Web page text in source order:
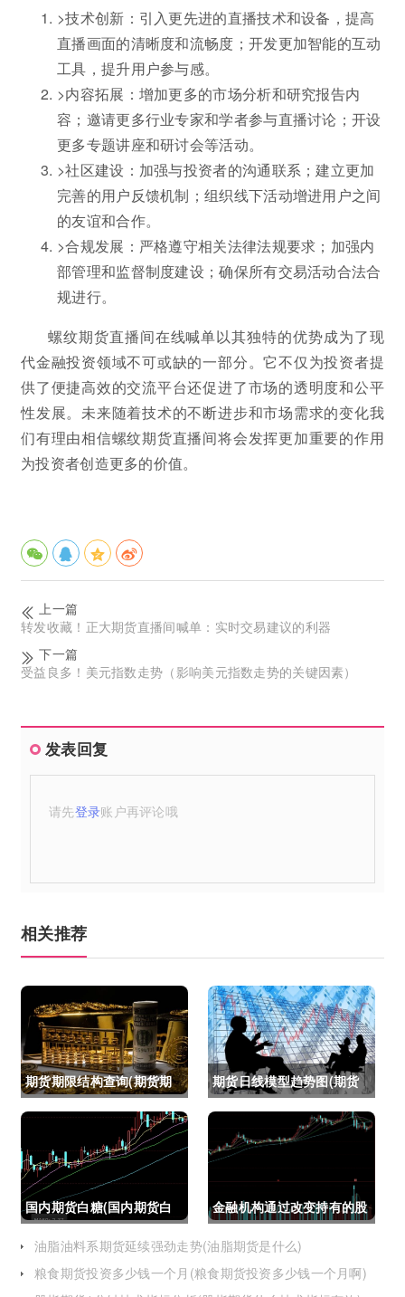
>技术创新：引入更先进的直播技术和设备，提高
直播画面的清晰度和流畅度；开发更加智能的互动
工具，提升用户参与感。
>内容拓展：增加更多的市场分析和研究报告内
容；邀请更多行业专家和学者参与直播讨论；开设
更多专题讲座和研讨会等活动。
>社区建设：加强与投资者的沟通联系；建立更加
完善的用户反馈机制；组织线下活动增进用户之间
的友谊和合作。
>合规发展：严格遵守相关法律法规要求；加强内
部管理和监督制度建设；确保所有交易活动合法合
规进行。
螺纹期货直播间在线喊单以其独特的优势成为了现
代金融投资领域不可或缺的一部分。它不仅为投资者提
供了便捷高效的交流平台还促进了市场的透明度和公平
性发展。未来随着技术的不断进步和市场需求的变化我
们有理由相信螺纹期货直播间将会发挥更加重要的作用
为投资者创造更多的价值。
上一篇
转发收藏！正大期货直播间喊单：实时交易建议的利器
下一篇
受益良多！美元指数走势（影响美元指数走势的关键因素）
发表回复
请先登录账户再评论哦
相关推荐
期货期限结构查询(期货期
限结构)
期货日线模型趋势图(期货
日线模型趋势图怎么看)
国内期货白糖(国内期货白
糖合约是怎么交割)
金融机构通过改变持有的股
指期货合约(股指期货合约
最长持有多久)
油脂油料系期货延续强劲走势(油脂期货是什么)
粮食期货投资多少钱一个月(粮食期货投资多少钱一个月啊)